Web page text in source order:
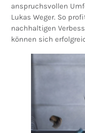
anspruchsvollen
Lukas Weger. So
nachhaltigen
können sich